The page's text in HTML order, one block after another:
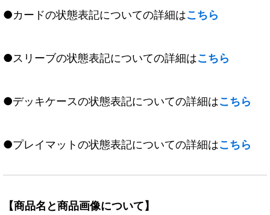
●カードの状態表記についての詳細はこちら
●スリーブの状態表記についての詳細はこちら
●デッキケースの状態表記についての詳細はこちら
●プレイマットの状態表記についての詳細はこちら
【商品名と商品画像について】